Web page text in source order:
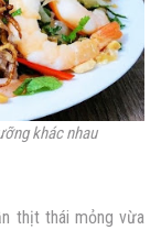
khác nhau
thịt thái mỏng vừa